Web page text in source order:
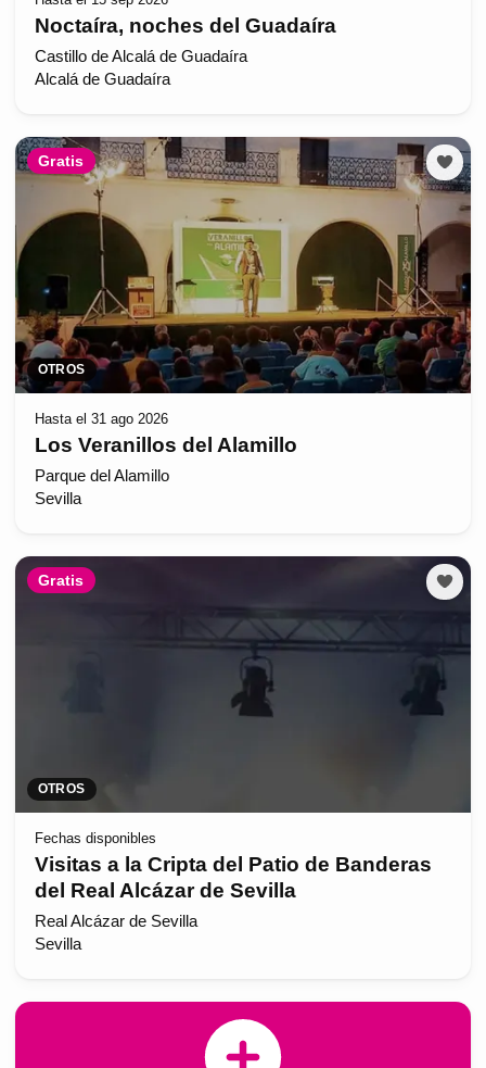
Noctaíra, noches del Guadaíra
Castillo de Alcalá de Guadaíra
Alcalá de Guadaíra
Gratis
OTROS
Hasta el 31 ago 2026
Los Veranillos del Alamillo
Parque del Alamillo
Sevilla
Gratis
OTROS
Fechas disponibles
Visitas a la Cripta del Patio de Banderas
del Real Alcázar de Sevilla
Real Alcázar de Sevilla
Sevilla